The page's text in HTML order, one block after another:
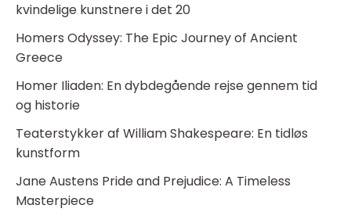
kvindelige kunstnere i det 20
Homers Odyssey: The Epic Journey of Ancient
Greece
Homer Iliaden: En dybdegående rejse gennem tid
og historie
Teaterstykker af William Shakespeare: En tidløs
kunstform
Jane Austens Pride and Prejudice: A Timeless
Masterpiece